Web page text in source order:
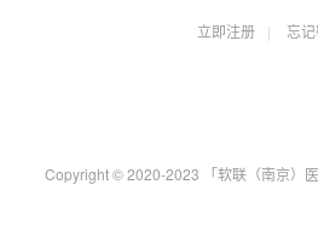
立即注册 忘
Copyright © 2020-2023 「软联（南京）